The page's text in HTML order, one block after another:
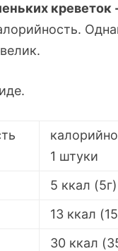
креветок
1 штуки
5 ккал (5г)
13 ккал
30 ккал